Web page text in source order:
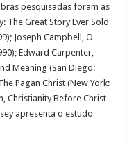
pesquisadas foram as
The Great Story Ever Sold
Joseph Campbell, O
Edward Carpenter,
Meaning (San Diego:
Pagan Christ (New York:
Christianity Before Christ
apresenta o estudo